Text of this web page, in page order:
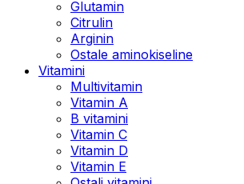
Glutamin
Citrulin
Arginin
Ostale aminokiseline
Vitamini
Multivitamin
Vitamin A
B vitamini
Vitamin C
Vitamin D
Vitamin E